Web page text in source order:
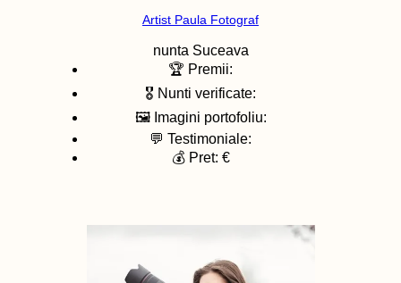
Artist Paula Fotograf
nunta Suceava
🏆 Premii:
🎖️ Nunti verificate:
🖼️ Imagini portofoliu:
💬 Testimoniale:
💰 Pret: €